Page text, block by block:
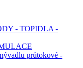
- TOPIDLA -
průtokové -